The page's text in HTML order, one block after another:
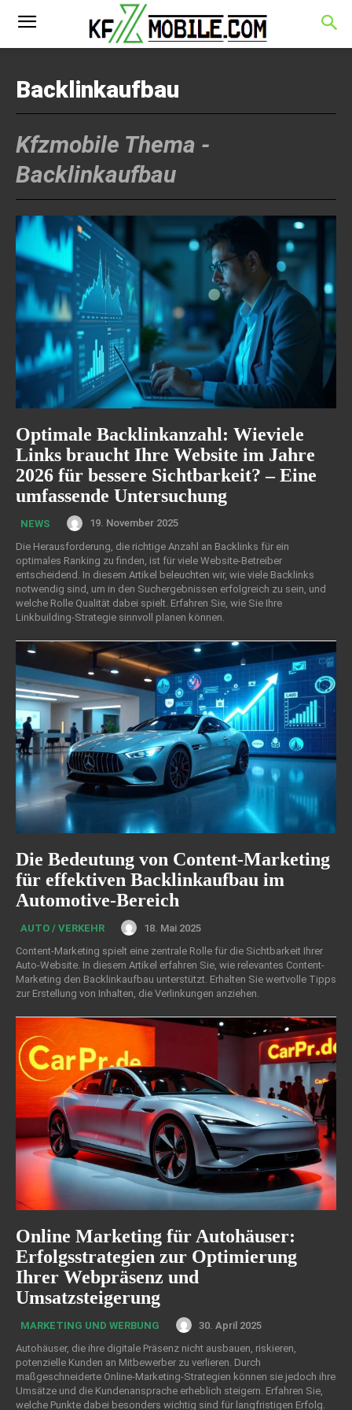
Backlinkaufbau
Kfzmobile Thema -
Backlinkaufbau
Optimale Backlinkanzahl: Wieviele
Links braucht Ihre Website im Jahre
2026 für bessere Sichtbarkeit? – Eine
umfassende Untersuchung
NEWS
19. November 2025
Die Herausforderung, die richtige Anzahl an Backlinks für ein
optimales Ranking zu finden, ist für viele Website-Betreiber
entscheidend. In diesem Artikel beleuchten wir, wie viele Backlinks
notwendig sind, um in den Suchergebnissen erfolgreich zu sein, und
welche Rolle Qualität dabei spielt. Erfahren Sie, wie Sie Ihre
Linkbuilding-Strategie sinnvoll planen können.
Die Bedeutung von Content-Marketing
für effektiven Backlinkaufbau im
Automotive-Bereich
AUTO / VERKEHR
18. Mai 2025
Content-Marketing spielt eine zentrale Rolle für die Sichtbarkeit Ihrer
Auto-Website. In diesem Artikel erfahren Sie, wie relevantes Content-
Marketing den Backlinkaufbau unterstützt. Erhalten Sie wertvolle Tipps
zur Erstellung von Inhalten, die Verlinkungen anziehen.
Online Marketing für Autohäuser:
Erfolgsstrategien zur Optimierung
Ihrer Webpräsenz und
Umsatzsteigerung
MARKETING UND WERBUNG
30. April 2025
Autohäuser, die ihre digitale Präsenz nicht ausbauen, riskieren,
potenzielle Kunden an Mitbewerber zu verlieren. Durch
maßgeschneiderte Online-Marketing-Strategien können sie jedoch ihre
Umsätze und die Kundenansprache erheblich steigern. Erfahren Sie,
welche Punkte dabei besonders wichtig sind für langfristigen Erfolg.